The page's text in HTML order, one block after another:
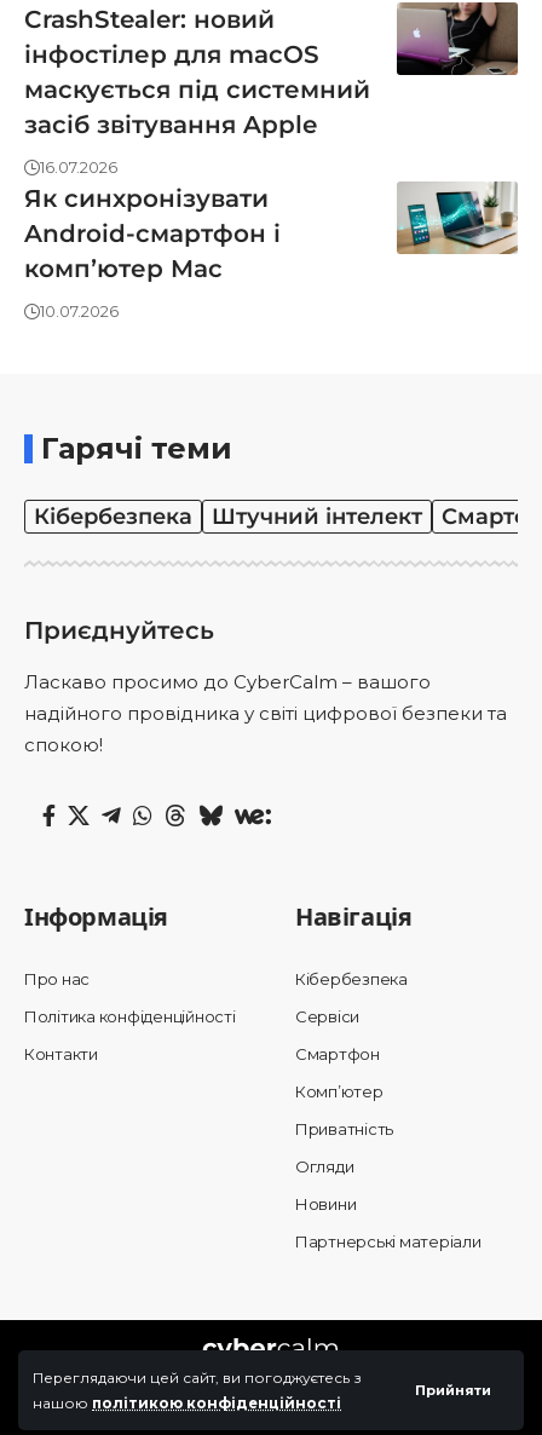
Переглядаючи цей сайт, ви погоджуєтесь з
нашою політикою конфіденційності
Прийняти
CrashStealer: новий
інфостілер для macOS
маскується під системний
засіб звітування Apple
16.07.2026
Як синхронізувати
Android-смартфон і
компʼютер Mac
10.07.2026
Гарячі теми
Кібербезпека Штучний інтелект
Приєднуйтесь
Ласкаво просимо до CyberCalm – вашого
надійного провідника у світі цифрової безпеки та
спокою!
Інформація
Про нас
Політика конфіденційності
Контакти
Навігація
Кібербезпека
Сервіси
Смартфон
Комп’ютер
Приватність
Огляди
Новини
Партнерські матеріали
© 2025 Cybercalm. All Rights Reserved.